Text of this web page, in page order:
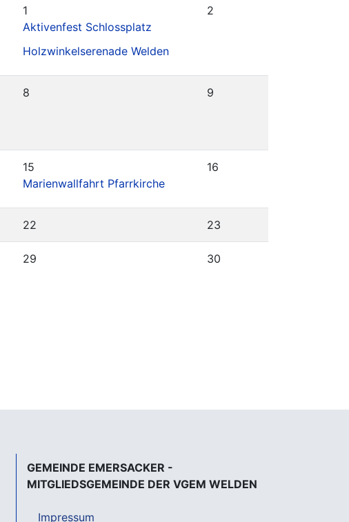
1
Aktivenfest Schlossplatz
Holzwinkelserenade Welden
2
8 9
15
Marienwallfahrt Pfarrkirche
16
22 23
29 30
GEMEINDE EMERSACKER -
MITGLIEDSGEMEINDE DER VGEM WELDEN
Impressum